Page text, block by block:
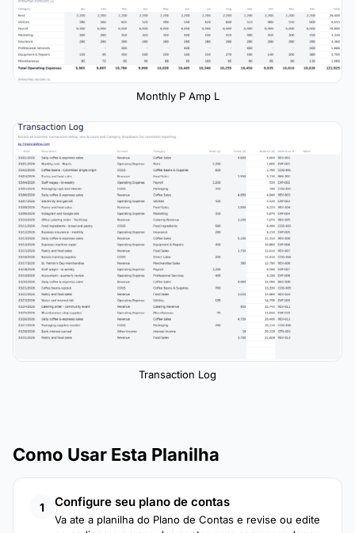
Monthly P Amp L
Transaction Log
Como Usar Esta Planilha
1 Configure seu plano de contas
Va ate a planilha do Plano de Contas e revise ou edite